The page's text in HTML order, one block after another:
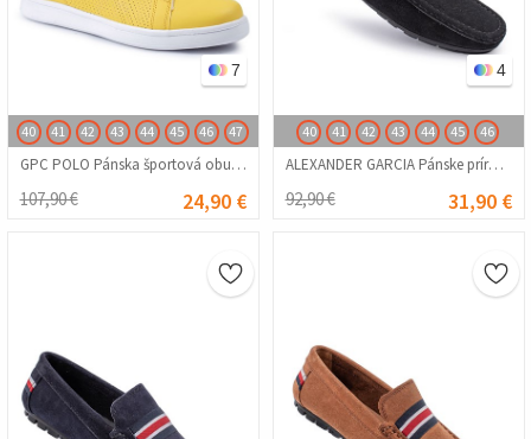
7
40 41 42 43 44 45 46 47
GPC POLO Pánska športová obuv - žltá 20230321068
107,90 € 24,90 €
4
40 41 42 43 44 45 46
ALEXANDER GARCIA Pánske prírodné semišové mokasíny - čierne 20230321141
92,90 € 31,90 €